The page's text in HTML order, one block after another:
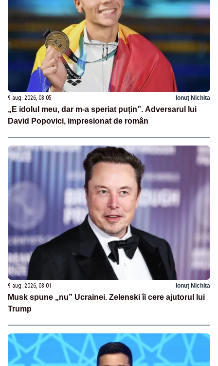
9 aug. 2026, 08:05 Ionuț Nichita
„E idolul meu, dar m-a speriat puțin”. Adversarul lui
David Popovici, impresionat de român
9 aug. 2026, 08:01 Ionuț Nichita
Musk spune „nu” Ucrainei. Zelenski îi cere ajutorul lui
Trump